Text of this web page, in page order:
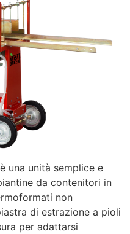
una unità semplice e
da contenitori in
non
di estrazione a pioli
per adattarsi